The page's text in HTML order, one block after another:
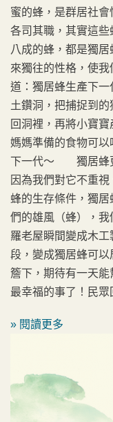
蜜的蜂，是群居社
各司其職，其實這
八成的蜂，都是獨
來獨往的性格，使
道：獨居蜂生產下
土鑽洞，把捕捉到
回洞裡，再將小寶
媽媽準備的食物可
下一代～ 獨居蜂更
因為我們對它不重
蜂的生存條件，獨
們的雄風（蜂），
羅老屋瞬間變成木
段，變成獨居蜂可
簷下，期待有一天
最幸福的事了！民眾
» 閱讀更多